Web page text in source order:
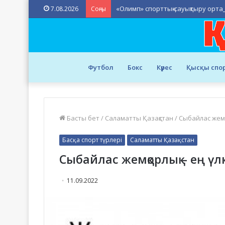
7.08.2026 Соңғы «Олимп» спорттық-сауықтыру
Футбол Бокс Күрес Қысқы
Басты бет / Саламатты Қазақстан / Сыбайлас
Басқа спорт түрлері Саламатты Қазақстан
Сыбайлас жемқорлық – ең
11.09.2022